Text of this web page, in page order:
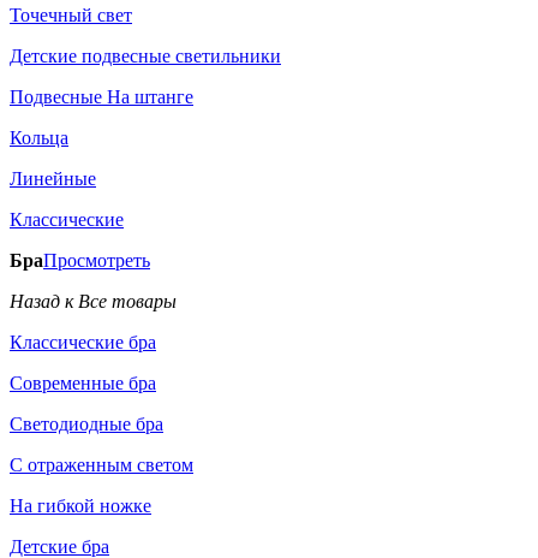
Точечный свет
Детские подвесные светильники
Подвесные На штанге
Кольца
Линейные
Классические
БраПросмотреть
Назад к Все товары
Классические бра
Современные бра
Светодиодные бра
С отраженным светом
На гибкой ножке
Детские бра